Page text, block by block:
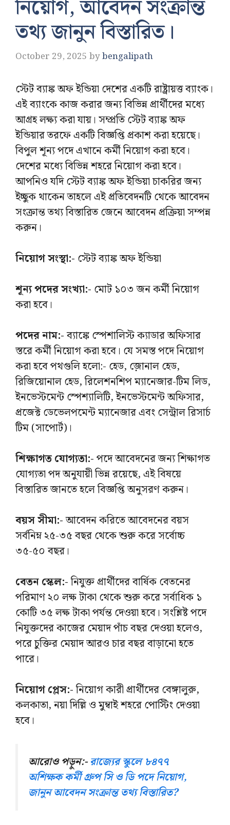
নিয়োগ, আবেদন সংক্রান্ত
তথ্য জানুন বিস্তারিত।
October 29, 2025 bybengalipath
স্টেট ব্যাঙ্ক অফ ইন্ডিয়া দেশের একটি রাষ্ট্রায়ত্ত ব্যাংক।
এই ব্যাংকে কাজ করার জন্য বিভিন্ন প্রার্থীদের মধ্যে
আগ্রহ লক্ষ্য করা যায়। সম্প্রতি স্টেট ব্যাঙ্ক অফ
ইন্ডিয়ার তরফে একটি বিজ্ঞপ্তি প্রকাশ করা হয়েছে।
বিপুল শূন্য পদে এখানে কর্মী নিয়োগ করা হবে।
দেশের মধ্যে বিভিন্ন শহরে নিয়োগ করা হবে।
আপনিও যদি স্টেট ব্যাঙ্ক অফ ইন্ডিয়া চাকরির জন্য
ইচ্ছুক থাকেন তাহলে এই প্রতিবেদনটি থেকে আবেদন
সংক্রান্ত তথ্য বিস্তারিত জেনে আবেদন প্রক্রিয়া সম্পন্ন
করুন।
নিয়োগ সংস্থা:- স্টেট ব্যাঙ্ক অফ ইন্ডিয়া
শূন্য পদের সংখ্যা:- মোট ১০৩ জন কর্মী নিয়োগ
করা হবে।
পদের নাম:-ব্যাঙ্কে স্পেশালিস্ট ক্যাডার অফিসার
স্তরে কর্মী নিয়োগ করা হবে। যে সমস্ত পদে নিয়োগ
করা হবে পথগুলি হলো:- হেড, জ়োনাল হেড,
রিজিয়োনাল হেড, রিলেশনশিপ ম্যানেজার-টিম লিড,
ইনভেস্টমেন্ট স্পেশ্যালিটি, ইনভেস্টমেন্ট অফিসার,
প্রজেক্ট ডেভেলপমেন্ট ম্যানেজার এবং সেন্ট্রাল রিসার্চ
টিম (সাপোর্ট)।
শিক্ষাগত যোগ্যতা:-পদে আবেদনের জন্য শিক্ষাগত
যোগ্যতা পদ অনুযায়ী ভিন্ন রয়েছে, এই বিষয়ে
বিস্তারিত জানতে হলে বিজ্ঞপ্তি অনুসরণ করুন।
বয়স সীমা:-আবেদন করিতে আবেদনের বয়স
সর্বনিম্ন ২৫-৩৫ বছর থেকে শুরু করে সর্বোচ্চ
৩৫-৫০ বছর।
বেতন স্কেল:-নিযুক্ত প্রার্থীদের বার্ষিক বেতনের
পরিমাণ ২০ লক্ষ টাকা থেকে শুরু করে সর্বাধিক ১
কোটি ৩৫ লক্ষ টাকা পর্যন্ত দেওয়া হবে। সংশ্লিষ্ট পদে
নিযুক্তদের কাজের মেয়াদ পাঁচ বছর দেওয়া হলেও,
পরে চুক্তির মেয়াদ আরও চার বছর বাড়ানো হতে
পারে।
নিয়োগ প্লেস:-নিয়োগ কারী প্রার্থীদের বেঙ্গালুরু,
কলকাতা, নয়া দিল্লি ও মুম্বাই শহরে পোস্টিং দেওয়া
হবে।
আরোও পড়ুন:-রাজ্যের স্কুলে ৮৪৭৭
অশিক্ষক কর্মী গ্রুপ সি ও ডি পদে নিয়োগ,
জানুন আবেদন সংক্রান্ত তথ্য বিস্তারিত?